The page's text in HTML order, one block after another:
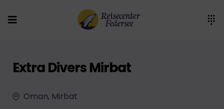
Extra Divers Mirbat
Oman, Mirbat